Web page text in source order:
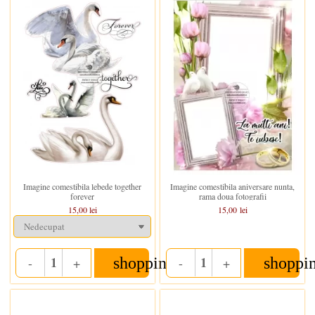
Imagine comestibila lebede together
forever
15,00 lei
- Quantity
+ shopping_cart
In stoc
Imagine comestibila aniversare nunta,
rama doua fotografii
15,00 lei
- Quantity
+